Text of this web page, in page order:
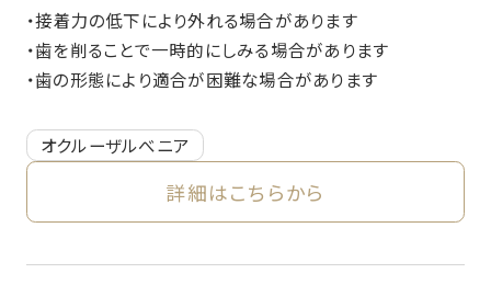
・接着力の低下により外れる場合があります
・歯を削ることで一時的にしみる場合があります
・歯の形態により適合が困難な場合があります
オクルーザルべニア
詳細はこちらから